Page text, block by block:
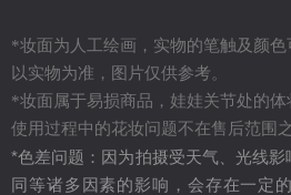
*妆面为人工绘画，实物的笔触及颜
以实物为准，图片仅供参考。
*妆面属于易损商品，娃娃关节处的体
使用过程中的花妆问题不在售后范围
*色差问题：因为拍摄受天气、光线
同等诸多因素的影响，会存在一定